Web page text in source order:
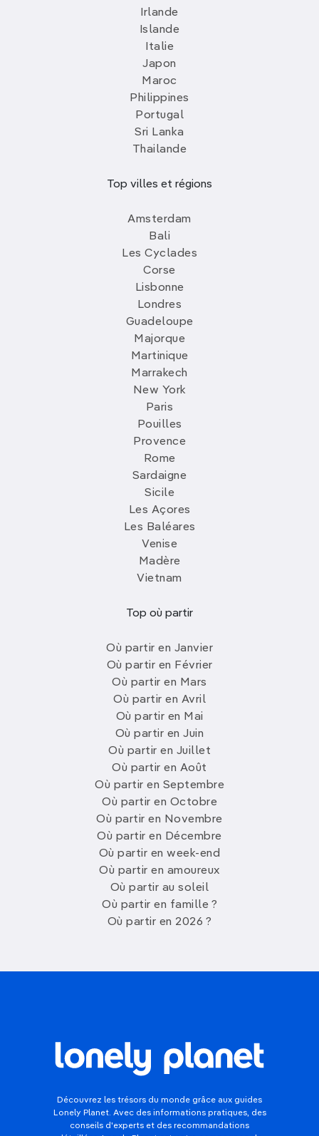
Irlande
Islande
Italie
Japon
Maroc
Philippines
Portugal
Sri Lanka
Thailande
Top villes et régions
Amsterdam
Bali
Les Cyclades
Corse
Lisbonne
Londres
Guadeloupe
Majorque
Martinique
Marrakech
New York
Paris
Pouilles
Provence
Rome
Sardaigne
Sicile
Les Açores
Les Baléares
Venise
Madère
Vietnam
Top où partir
Où partir en Janvier
Où partir en Février
Où partir en Mars
Où partir en Avril
Où partir en Mai
Où partir en Juin
Où partir en Juillet
Où partir en Août
Où partir en Septembre
Où partir en Octobre
Où partir en Novembre
Où partir en Décembre
Où partir en week-end
Où partir en amoureux
Où partir au soleil
Où partir en famille ?
Où partir en 2026 ?
Découvrez les trésors du monde grâce aux guides
Lonely Planet. Avec des informations pratiques, des
conseils d'experts et des recommandations